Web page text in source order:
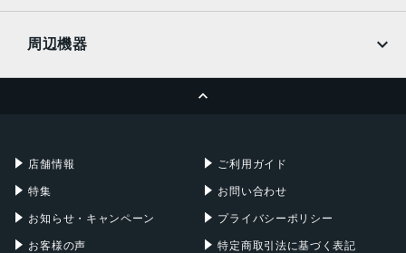
UQmobile
周辺機器
店舗情報
特集
お知らせ・キャンペーン
お客様の声
ご利用ガイド
お問い合わせ
プライバシーポリシー
特定商取引法に基づく表記